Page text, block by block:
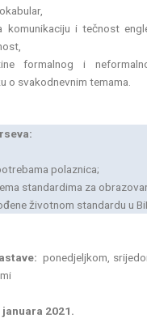
komunikaciju i tečnost
formalnog i
o svakodnevnim temama.
polaznica;
standardima za
životnom standardu u
ponedjeljkom,
2021.